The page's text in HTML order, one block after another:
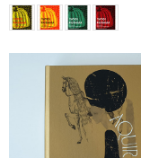
／チュニック